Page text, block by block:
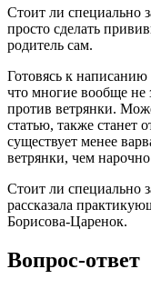
Стоит ли специально
просто сделать
родитель сам.
Готовясь к написанию
что многие вообще
против ветрянки.
статью, также станет
существует менее
ветрянки, чем
Стоит ли специально
рассказала
Борисова-Царенок.
Вопрос-ответ